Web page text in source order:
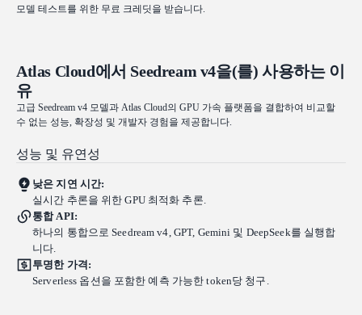
모델 테스트를 위한 무료 크레딧을 받습니다.
Atlas Cloud에서 Seedream v4을(를) 사용하는 이
유
고급 Seedream v4 모델과 Atlas Cloud의 GPU 가속 플랫폼을 결합하여 비교할
수 없는 성능, 확장성 및 개발자 경험을 제공합니다.
성능 및 유연성
낮은 지연 시간:
실시간 추론을 위한 GPU 최적화 추론.
통합 API:
하나의 통합으로 Seedream v4, GPT, Gemini 및 DeepSeek를 실행합
니다.
투명한 가격:
Serverless 옵션을 포함한 예측 가능한 token당 청구.